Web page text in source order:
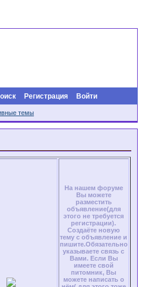
Регистрация Войти
темы
На нашем форуме
Вы можете
разместить
объявление(для
этого не требуется
регистрации).
Создаёте новую
тему с объявление и
пишите.Обязательно
указываете связь с
Вами. Если Вы
имеете свой
питомник, Вы
можете написать о